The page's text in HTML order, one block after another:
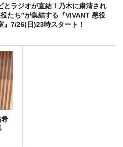
とラジオが直結！乃木に粛清され
たち”が集結する『VIVANT 悪役
』7/26(日)23時スタート！